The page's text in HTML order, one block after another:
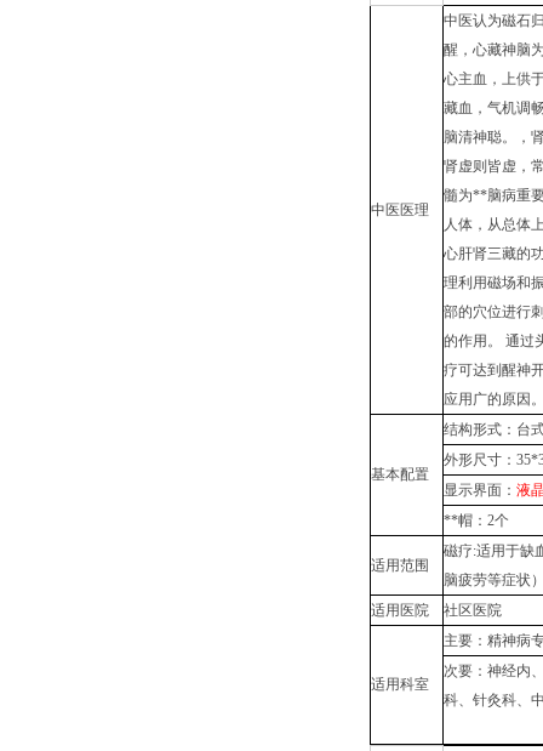
中医医理
中医认为磁石
醒，心藏神脑
心主血，上供
藏血，气机调
脑清神聪。，
肾虚则皆虚，
髓为**脑病重
人体，从总体
心肝肾三藏的
理利用磁场和
部的穴位进行
的作用。 通过
疗可达到醒神
应用广的原因
基本配置
结构形式：台
外形尺寸：
显示界面： 液
**帽：2个
适用范围
磁疗:适用于缺
脑疲劳等症状
适用医院
社区医院
适用科室
主要：精神病
次要：神经内
科、针灸科、